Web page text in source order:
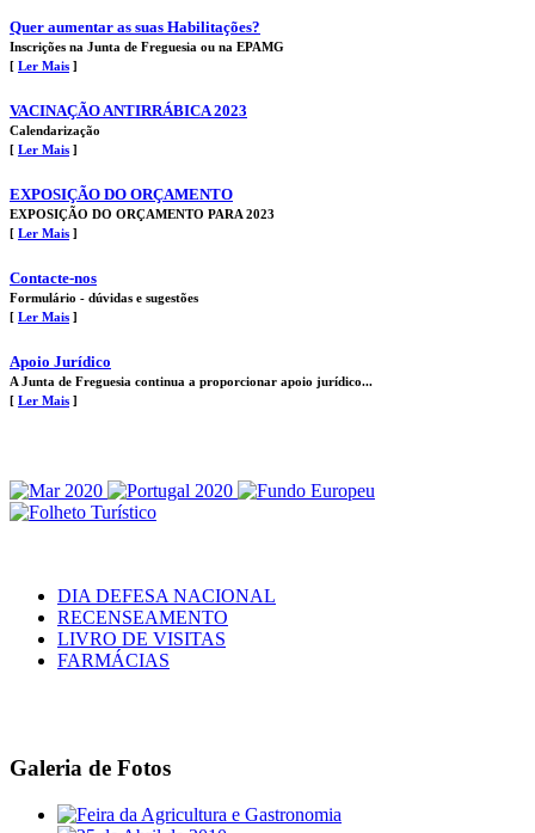
Quer aumentar as suas Habilitações?
Inscrições na Junta de Freguesia ou na EPAMG
[ Ler Mais ]
VACINAÇÃO ANTIRRÁBICA 2023
Calendarização
[ Ler Mais ]
EXPOSIÇÃO DO ORÇAMENTO
EXPOSIÇÃO DO ORÇAMENTO PARA 2023
[ Ler Mais ]
Contacte-nos
Formulário - dúvidas e sugestões
[ Ler Mais ]
Apoio Jurídico
A Junta de Freguesia continua a proporcionar apoio jurídico...
[ Ler Mais ]
DIA DEFESA NACIONAL
RECENSEAMENTO
LIVRO DE VISITAS
FARMÁCIAS
Galeria de Fotos